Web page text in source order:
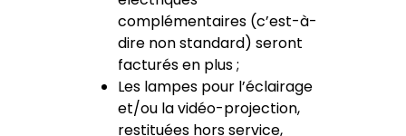
complémentaires (c’est-à-
dire non standard) seront
facturés en plus ;
Les lampes pour l’éclairage
et/ou la vidéo-projection,
restituées hors service,